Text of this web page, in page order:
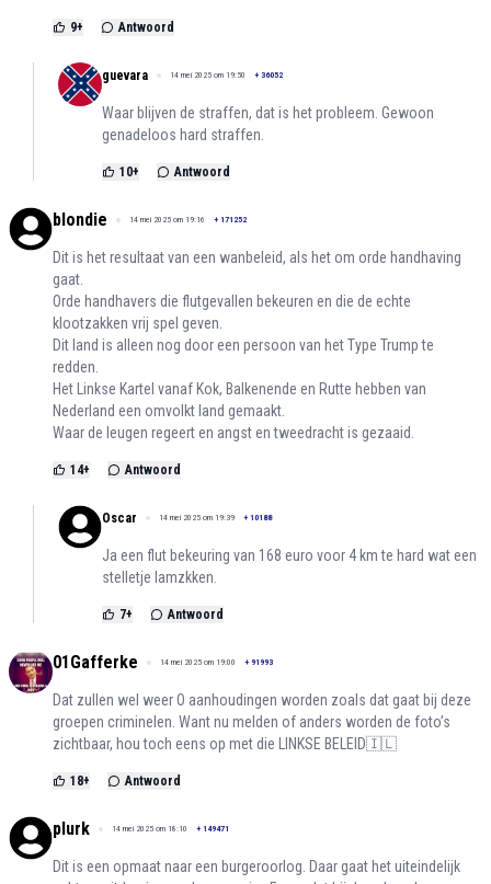
9+ Antwoord
guevara 14 mei 2025 om 19:50 + 36052
Waar blijven de straffen, dat is het probleem. Gewoon
genadeloos hard straffen.
10+ Antwoord
blondie 14 mei 2025 om 19:16 + 171252
Dit is het resultaat van een wanbeleid, als het om orde handhaving
gaat.
Orde handhavers die flutgevallen bekeuren en die de echte
klootzakken vrij spel geven.
Dit land is alleen nog door een persoon van het Type Trump te
redden.
Het Linkse Kartel vanaf Kok, Balkenende en Rutte hebben van
Nederland een omvolkt land gemaakt.
Waar de leugen regeert en angst en tweedracht is gezaaid.
14+ Antwoord
Oscar 14 mei 2025 om 19:39 + 10188
Ja een flut bekeuring van 168 euro voor 4 km te hard wat een
stelletje lamzkken.
7+ Antwoord
01Gafferke 14 mei 2025 om 19:00 + 91993
Dat zullen wel weer O aanhoudingen worden zoals dat gaat bij deze
groepen criminelen. Want nu melden of anders worden de foto’s
zichtbaar, hou toch eens op met die LINKSE BELEID🇮🇱
18+ Antwoord
plurk 14 mei 2025 om 18:10 + 149471
Dit is een opmaat naar een burgeroorlog. Daar gaat het uiteindelijk